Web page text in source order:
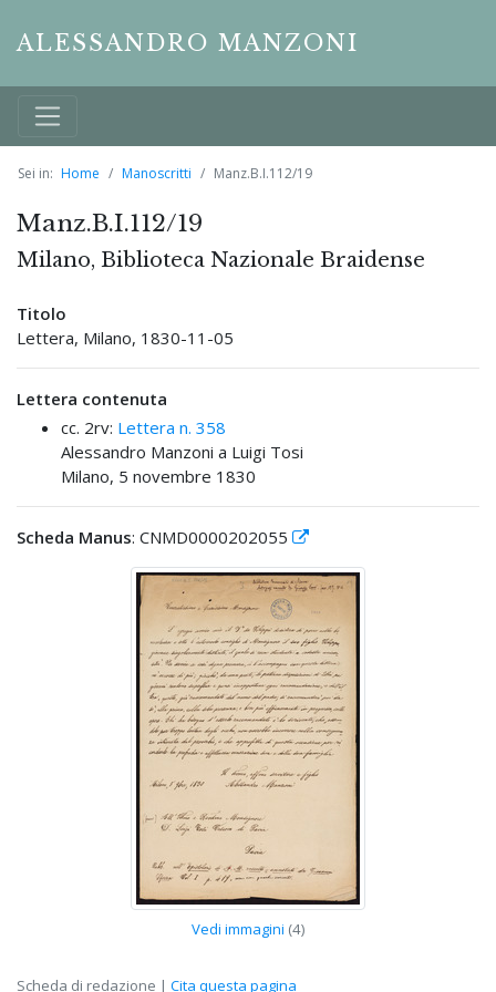
ALESSANDRO MANZONI
Sei in: Home Manoscritti Manz.B.I.112/19
Manz.B.I.112/19
Milano, Biblioteca Nazionale Braidense
Titolo
Lettera, Milano, 1830-11-05
Lettera contenuta
cc. 2rv: Lettera n. 358
Alessandro Manzoni a Luigi Tosi
Milano, 5 novembre 1830
Scheda Manus: CNMD0000202055
Vedi immagini (4)
Scheda di redazione | Cita questa pagina